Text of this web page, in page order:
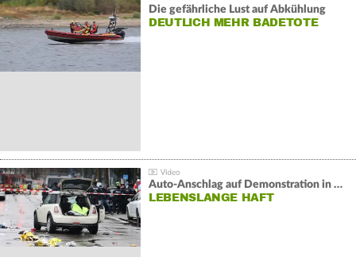
Die gefährliche Lust auf Abkühlung
DEUTLICH MEHR BADETOTE
Auto-Anschlag auf Demonstration in München:
LEBENSLANGE HAFT